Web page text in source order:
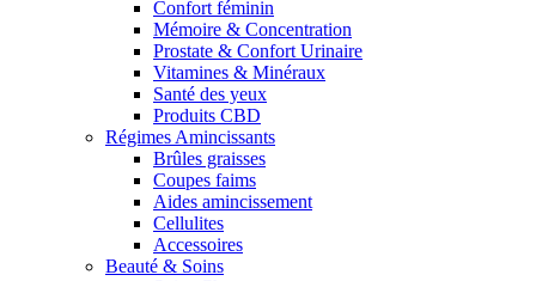
Confort féminin
Mémoire & Concentration
Prostate & Confort Urinaire
Vitamines & Minéraux
Santé des yeux
Produits CBD
Régimes Amincissants
Brûles graisses
Coupes faims
Aides amincissement
Cellulites
Accessoires
Beauté & Soins